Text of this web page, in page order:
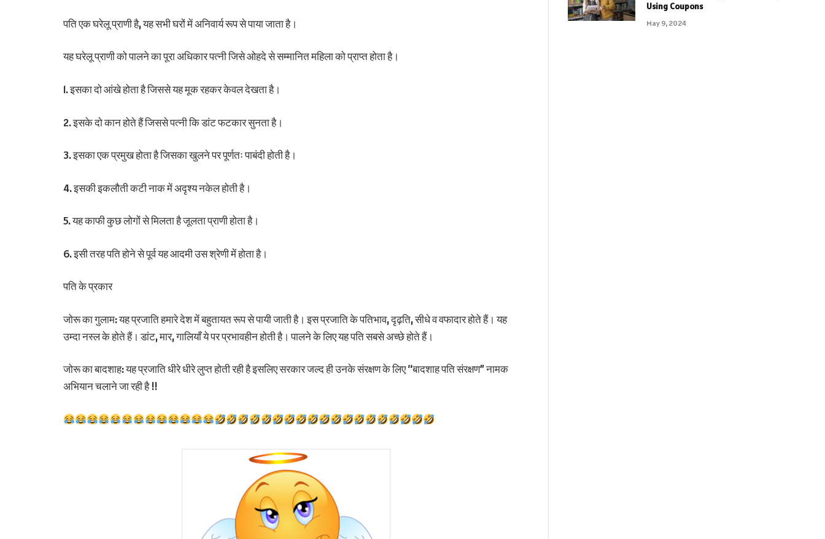
पति एक घरेलू प्राणी है, यह सभी घरों में अनिवार्य रूप से पाया जाता है।
यह घरेलू प्राणी को पालने का पूरा अधिकार पत्नी जिसे ओहदे से सम्मानित महिला को प्राप्त होता है।
1. इसका दो आंखे होता है जिससे यह मूक रहकर केवल देखता है।
2. इसके दो कान होते हैं जिससे पत्नी कि डांट फटकार सुनता है।
3. इसका एक प्रमुख होता है जिसका खुलने पर पूर्णतः पाबंदी होती है।
4. इसकी इकलौती कटी नाक में अदृश्य नकेल होती है।
5. यह काफी कुछ लोगों से मिलता है जूलता प्राणी होता है।
6. इसी तरह पति होने से पूर्व यह आदमी उस श्रेणी में होता है।
पति के प्रकार
जोरू का गुलाम: यह प्रजाति हमारे देश में बहुतायत रूप से पायी जाती है।इस प्रजाति के पतिभाव, दृढ़ति, सीधे व वफादार होते हैं।यह
उम्दा नस्ल के होते हैं।डांट, मार, गालियाँ ये पर प्रभावहीन होती है।पालने के लिए यह पति सबसे अच्छे होते हैं।
जोरू का बादशाह: यह प्रजाति धीरे धीरे लुप्त होती रही है इसलिए सरकार जल्द ही उनके संरक्षण के लिए “बादशाह पति संरक्षण” नामक
अभियान चलाने जा रही है !!
Using Coupons
May 9, 2024